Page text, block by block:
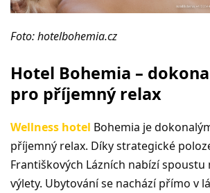
Foto: hotelbohemia.cz
Hotel Bohemia –
pro příjemný relax
Wellness hotel Bohemia je
příjemný relax. Díky strategické
Františkových Lázních nabízí spoustu
výlety. Ubytování se nachází přímo v